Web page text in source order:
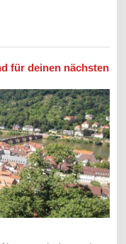
für deinen nächsten